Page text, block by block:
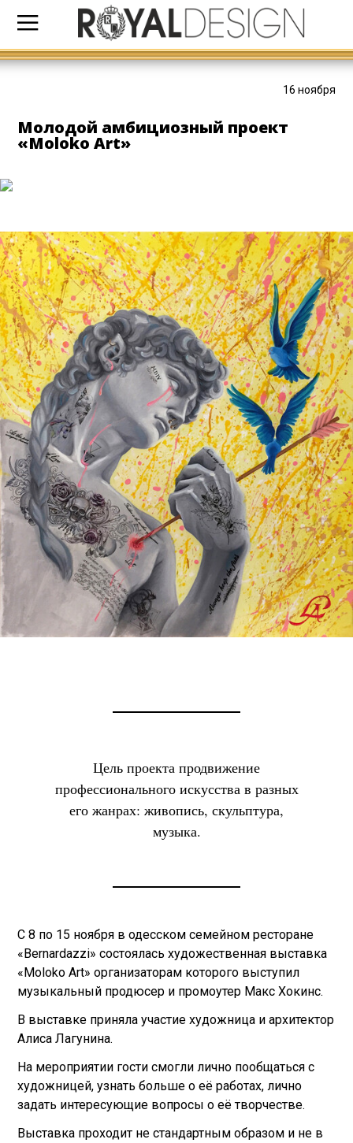
16 ноября
Молодой амбициозный проект
«Moloko Art»
Цель проекта продвижение
профессионального искусства в разных
его жанрах: живопись, скульптура,
музыка.
С 8 по 15 ноября в одесском семейном ресторане
«Bernardazzi» состоялась художественная выставка
«Moloko Art» организаторам которого выступил
музыкальный продюсер и промоутер Макс Хокинс.
В выставке приняла участие художница и архитектор
Алиса Лагунина.
На мероприятии гости смогли лично пообщаться с
художницей, узнать больше о её работах, лично
задать интересующие вопросы о её творчестве.
Выставка проходит не стандартным образом и не в